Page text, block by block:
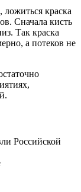
краска
Сначала кисть
Так краска
а потеков не